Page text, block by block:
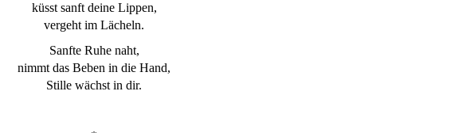
küsst sanft deine Lippen,
vergeht im Lächeln.
Sanfte Ruhe naht,
nimmt das Beben in die Hand,
Stille wächst in dir.